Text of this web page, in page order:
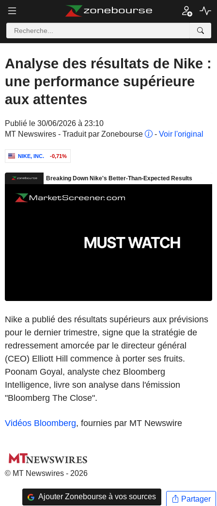
Analyse des résultats de Nike :
une performance supérieure
aux attentes
Publié le 30/06/2026 à 23:10
MT Newswires - Traduit par Zonebourse
- Voir l'original
NIKE, INC. -0,71%
Nike a publié des résultats supérieurs aux prévisions
pour le dernier trimestre, signe que la stratégie de
redressement amorcée par le directeur général
(CEO) Elliott Hill commence à porter ses fruits.
Poonam Goyal, analyste chez Bloomberg
Intelligence, livre son analyse dans l'émission
"Bloomberg The Close".
Vidéos Bloomberg, fournies par MT Newswire
© MT Newswires - 2026
Ajouter Zonebourse à vos sources Partager